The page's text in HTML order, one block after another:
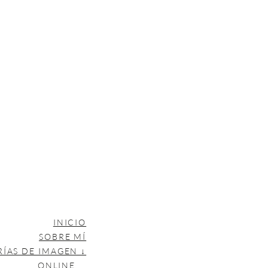
INICIO
SOBRE MÍ
DE IMAGEN ↓
ONLINE